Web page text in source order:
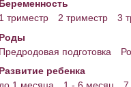
Беременность
1 триместр
2 триместр
3
Роды
Предродовая подготовка
Развитие ребенка